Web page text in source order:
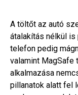
A töltőt az autó
átalakítás nélkül is
telefon pedig
valamint MagSafe
alkalmazása
pillanatok alatt fel